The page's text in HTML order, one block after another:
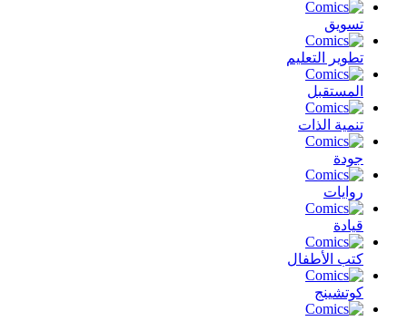
تسويق
تطوير التعليم
المستقبل
تنمية الذات
جودة
روايات
قيادة
كتب الأطفال
كوتشينج